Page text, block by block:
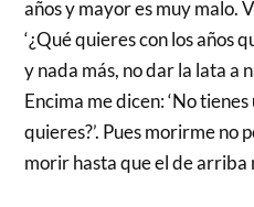
años y mayor es muy malo.
‘¿Qué quieres con los años
y nada más, no dar la lata a
Encima me dicen: ‘No
quieres?’. Pues morirme no
morir hasta que el de arriba